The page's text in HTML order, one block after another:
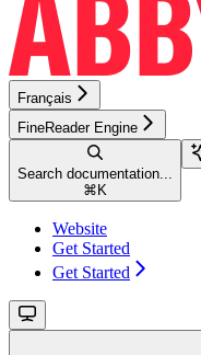
Français
FineReader Engine
Search documentation...
⌘ K
Website
Get Started
Get Started